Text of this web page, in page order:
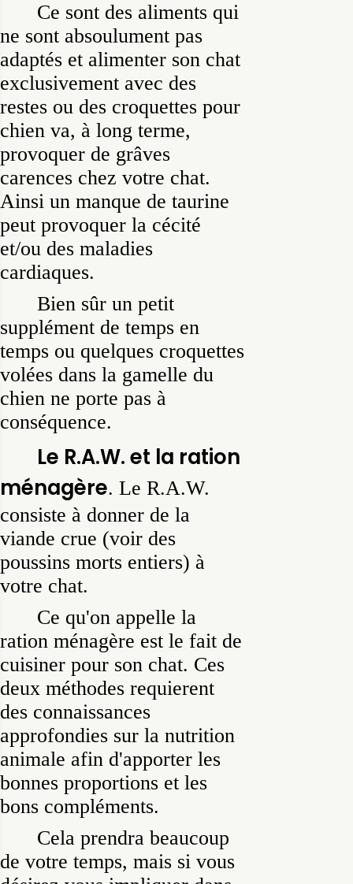
Ce sont des aliments qui
ne sont absoulument pas
adaptés et alimenter son chat
exclusivement avec des
restes ou des croquettes pour
chien va, à long terme,
provoquer de grâves
carences chez votre chat.
Ainsi un manque de taurine
peut provoquer la cécité
et/ou des maladies
cardiaques.
Bien sûr un petit
supplément de temps en
temps ou quelques croquettes
volées dans la gamelle du
chien ne porte pas à
conséquence.
Le R.A.W. et la ration
ménagère. Le R.A.W.
consiste à donner de la
viande crue (voir des
poussins morts entiers) à
votre chat.
Ce qu'on appelle la
ration ménagère est le fait de
cuisiner pour son chat. Ces
deux méthodes requierent
des connaissances
approfondies sur la nutrition
animale afin d'apporter les
bonnes proportions et les
bons compléments.
Cela prendra beaucoup
de votre temps, mais si vous